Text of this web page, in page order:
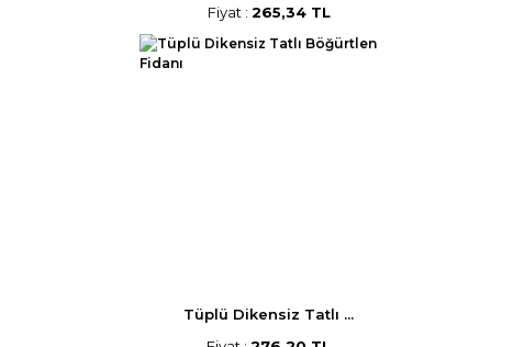
Fiyat : 265,34 TL
Tüplü Dikensiz Tatlı ...